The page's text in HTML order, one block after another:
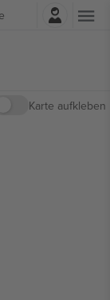
Karte aufkleben